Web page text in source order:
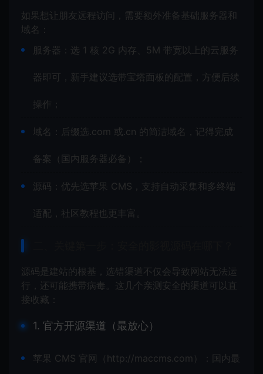
如果想让朋友远程访问，需要额外准备基础服务器和
域名：
服务器：选 1 核 2G 内存、5M 带宽以上的云服务
器即可，新手建议选带宝塔面板的配置，方便后续
操作；
域名：后缀选.com 或.cn 的简洁域名，记得完成
备案（国内服务器必备）；
源码：优先选苹果 CMS，支持自动采集和多终端
适配，社区教程也更丰富。
源码是建站的根基，选错渠道不仅会导致网站无法运
行，还可能携带病毒。这几个亲测安全的渠道可以直
接收藏：
1. 官方开源渠道（最放心）
苹果 CMS 官网（http://maccms.com）：国内最